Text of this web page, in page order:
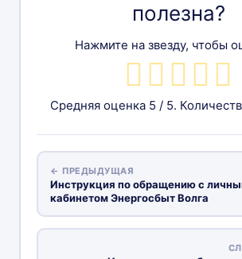
полезна?
Нажмите на звезду, чтобы
Средняя оценка 5 / 5.
← ПРЕДЫДУЩАЯ
Инструкция по обращению с
кабинетом Энергосбыт Волга